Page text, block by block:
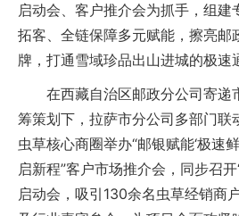
启动会、客户推介会为抓手，组建
拓客、全链保障多元赋能，擦亮邮
牌，打通雪域珍品出山进城的极速
在西藏自治区邮政分公司寄递
筹策划下，拉萨市分公司多部门联
虫草核心商圈举办“邮银赋能‘极速
启新程”客户市场推介会，同步召
启动会，吸引130余名虫草经销商